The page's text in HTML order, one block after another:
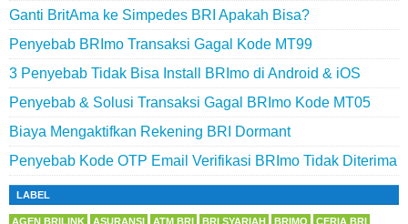
Ganti BritAma ke Simpedes BRI Apakah Bisa?
Penyebab BRImo Transaksi Gagal Kode MT99
3 Penyebab Tidak Bisa Install BRImo di Android & iOS
Penyebab & Solusi Transaksi Gagal BRImo Kode MT05
Biaya Mengaktifkan Rekening BRI Dormant
Penyebab Kode OTP Email Verifikasi BRImo Tidak Diterima
LABEL
AGEN BRILINK ASURANSI ATM BRI BRI SYARIAH BRIMO CERIA BRI